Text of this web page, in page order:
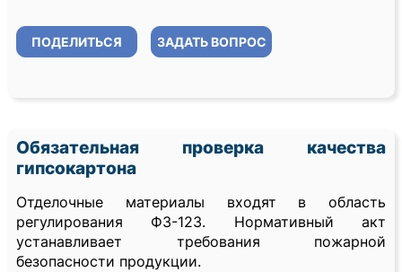
ПОДЕЛИТЬСЯ ЗАДАТЬ ВОПРОС
Обязательная проверка качества
гипсокартона
Отделочные материалы входят в область
регулирования ФЗ-123. Нормативный акт
устанавливает требования пожарной
безопасности продукции.